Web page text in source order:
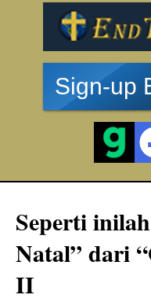
Sign-up
Seperti
Natal” dari
II